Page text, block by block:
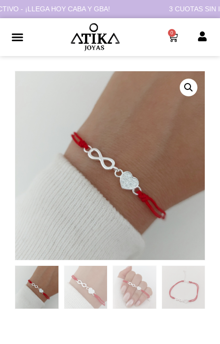
- ¡LLEGA HOY CABA Y GBA! 3 CUOTAS SIN
0